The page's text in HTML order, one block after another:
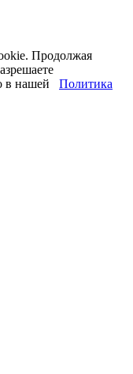
Продолжая
в нашей Политика